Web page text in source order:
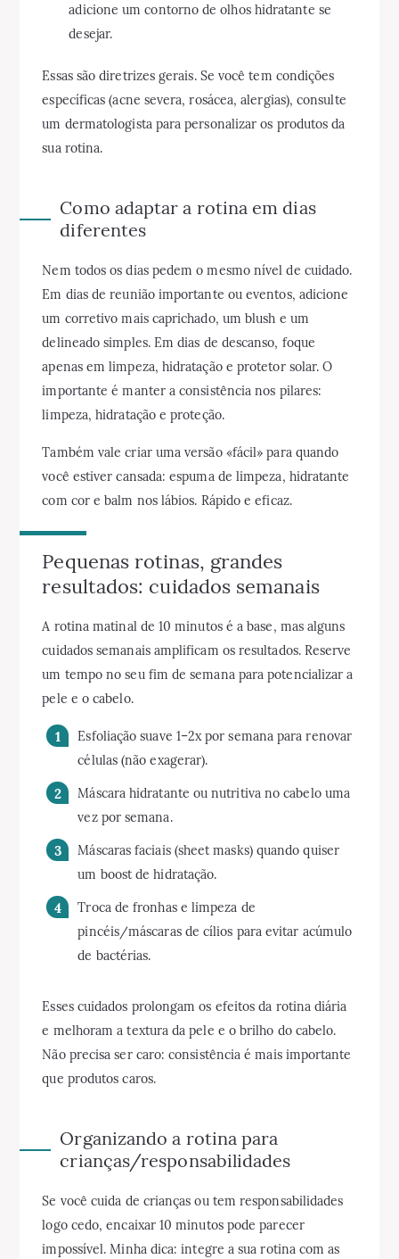
adicione um contorno de olhos hidratante se
desejar.
Essas são diretrizes gerais. Se você tem condições
específicas (acne severa, rosácea, alergias), consulte
um dermatologista para personalizar os produtos da
sua rotina.
Como adaptar a rotina em dias
diferentes
Nem todos os dias pedem o mesmo nível de cuidado.
Em dias de reunião importante ou eventos, adicione
um corretivo mais caprichado, um blush e um
delineado simples. Em dias de descanso, foque
apenas em limpeza, hidratação e protetor solar. O
importante é manter a consistência nos pilares:
limpeza, hidratação e proteção.
Também vale criar uma versão «fácil» para quando
você estiver cansada: espuma de limpeza, hidratante
com cor e balm nos lábios. Rápido e eficaz.
Pequenas rotinas, grandes
resultados: cuidados semanais
A rotina matinal de 10 minutos é a base, mas alguns
cuidados semanais amplificam os resultados. Reserve
um tempo no seu fim de semana para potencializar a
pele e o cabelo.
Esfoliação suave 1–2x por semana para renovar
células (não exagerar).
Máscara hidratante ou nutritiva no cabelo uma
vez por semana.
Máscaras faciais (sheet masks) quando quiser
um boost de hidratação.
Troca de fronhas e limpeza de
pincéis/máscaras de cílios para evitar acúmulo
de bactérias.
Esses cuidados prolongam os efeitos da rotina diária
e melhoram a textura da pele e o brilho do cabelo.
Não precisa ser caro: consistência é mais importante
que produtos caros.
Organizando a rotina para
crianças/responsabilidades
Se você cuida de crianças ou tem responsabilidades
logo cedo, encaixar 10 minutos pode parecer
impossível. Minha dica: integre a sua rotina com as